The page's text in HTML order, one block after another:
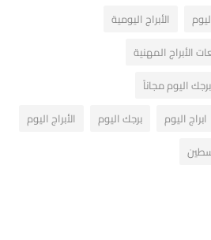
الأبراج اليومية
الأبراج المهنية
برجك اليوم مجاناً
ابراج اليوم برجك اليوم
الأبراج اليوم